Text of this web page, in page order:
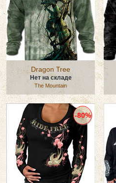
Dragon Tree
Нет на складе
The Mountain
-80%